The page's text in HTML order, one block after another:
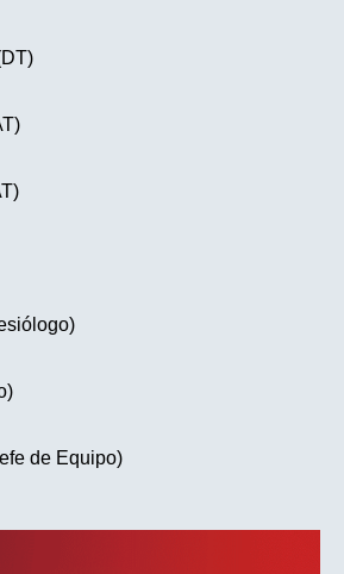
de Equipo)